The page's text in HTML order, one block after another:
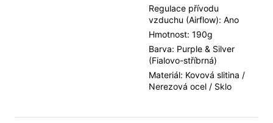
Regulace přívodu
vzduchu (Airflow): Ano
Hmotnost: 190g
Barva: Purple & Silver
(Fialovo-stříbrná)
Materiál: Kovová slitina /
Nerezová ocel / Sklo